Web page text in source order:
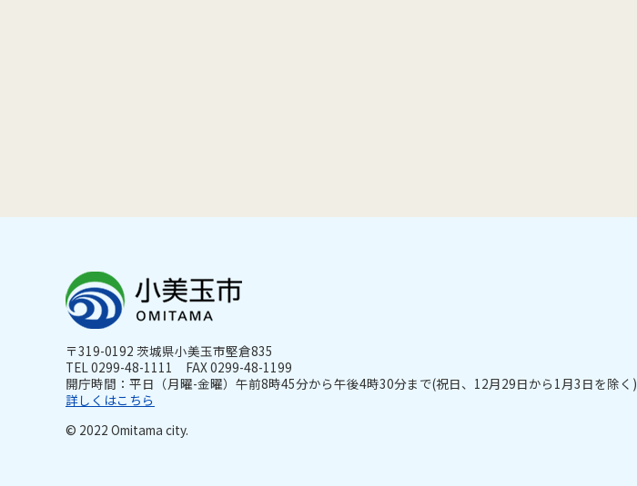
〒319-0192 茨城県小美玉市堅倉835
TEL 0299-48-1111 FAX 0299-48-1199
開庁時間：平日（月曜-金曜）午前8時45分から午後4時30分まで(祝日、12月29日から1月3日を除く)
詳しくはこちら
© 2022 Omitama city.